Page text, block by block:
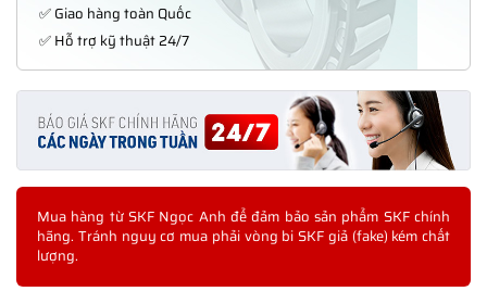
✅ Giao hàng toàn Quốc
✅ Hỗ trợ kỹ thuật 24/7
Mua hàng từ SKF Ngọc Anh để đảm bảo sản phẩm SKF chính
hãng. Tránh nguy cơ mua phải vòng bi SKF giả (fake) kém chất
lượng.